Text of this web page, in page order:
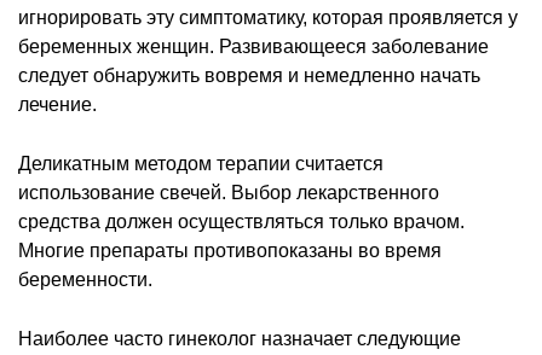
игнорировать эту симптоматику, которая проявляется у
беременных женщин. Развивающееся заболевание
следует обнаружить вовремя и немедленно начать
лечение.
Деликатным методом терапии считается
использование свечей. Выбор лекарственного
средства должен осуществляться только врачом.
Многие препараты противопоказаны во время
беременности.
Наиболее часто гинеколог назначает следующие